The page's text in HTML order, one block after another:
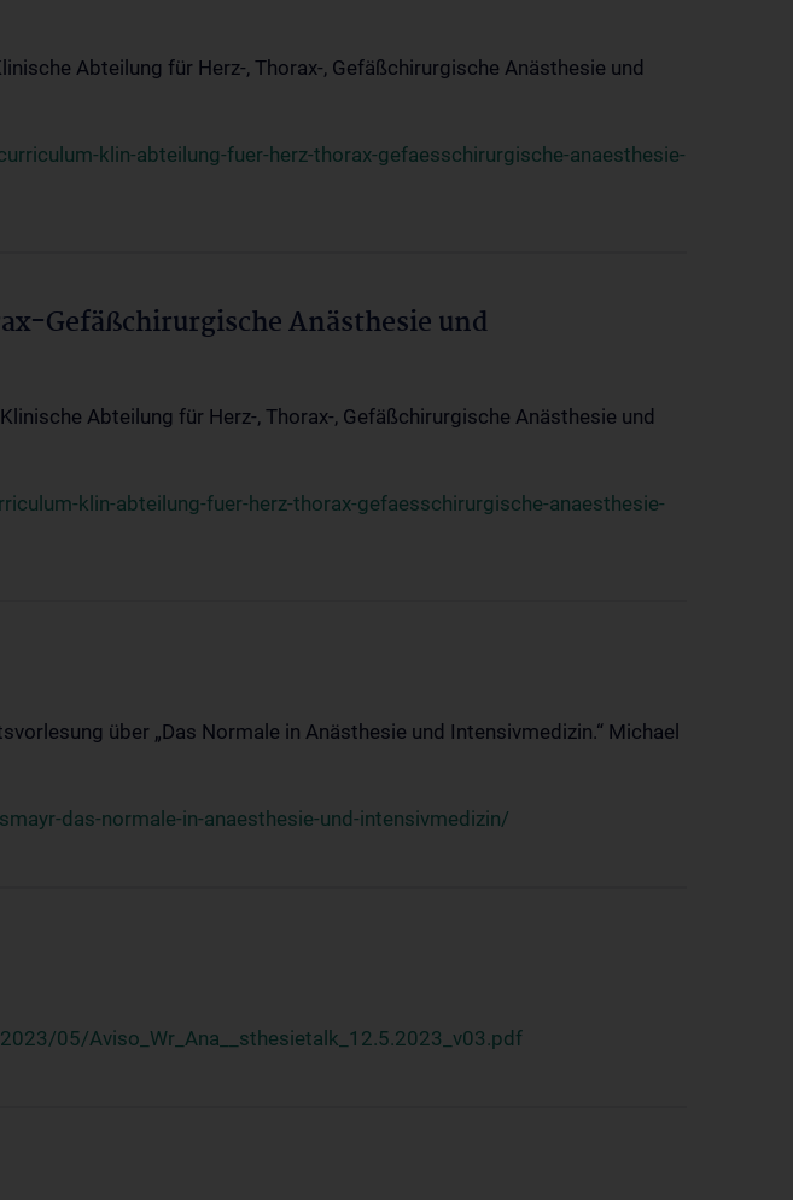
Abteilung für Herz-, Thorax-, Gefäßchirurgische Anästhesie und
klin-abteilung-fuer-herz-thorax-gefaesschirurgische-anaesthesie-
Gefäßchirurgische Anästhesie und
Abteilung für Herz-, Thorax-, Gefäßchirurgische Anästhesie und
klin-abteilung-fuer-herz-thorax-gefaesschirurgische-anaesthesie-
über „Das Normale in Anästhesie und Intensivmedizin.“ Michael
das-normale-in-anaesthesie-und-intensivmedizin/
05/Aviso_Wr_Ana__sthesietalk_12.5.2023_v03.pdf